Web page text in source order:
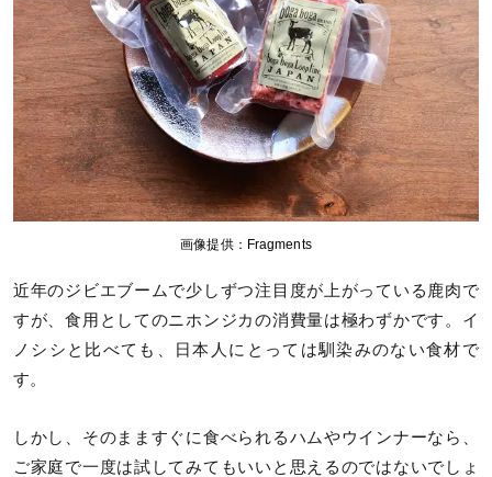
画像提供：Fragments
近年のジビエブームで少しずつ注目度が上がっている鹿肉で
すが、食用としてのニホンジカの消費量は極わずかです。イ
ノシシと比べても、日本人にとっては馴染みのない食材で
す。
しかし、そのまますぐに食べられるハムやウインナーなら、
ご家庭で一度は試してみてもいいと思えるのではないでしょ